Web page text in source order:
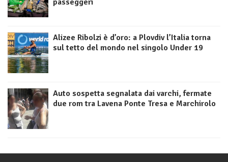
Alizee Ribolzi è d’oro: a Plovdiv l’Italia torna
sul tetto del mondo nel singolo Under 19
Auto sospetta segnalata dai varchi, fermate
due rom tra Lavena Ponte Tresa e Marchirolo